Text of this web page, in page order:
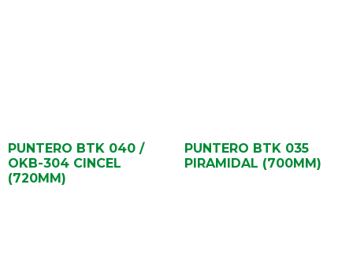
PUNTERO BTK 040 /
OKB-304 CINCEL
(720MM)
PUNTERO BTK 035
PIRAMIDAL (700MM)